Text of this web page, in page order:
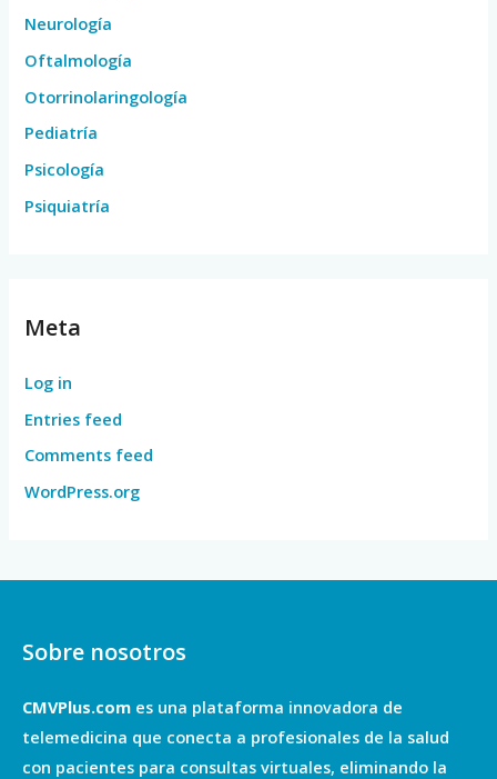
Neurología
Oftalmología
Otorrinolaringología
Pediatría
Psicología
Psiquiatría
Meta
Log in
Entries feed
Comments feed
WordPress.org
Sobre nosotros
CMVPlus.com es una plataforma innovadora de
telemedicina que conecta a profesionales de la salud
con pacientes para consultas virtuales, eliminando la